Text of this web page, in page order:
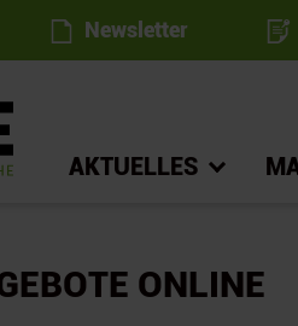
Newsletter
AKTUELLES
ONLINE